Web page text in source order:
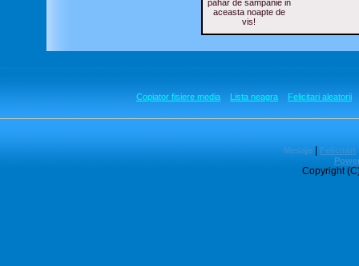
pahar de sampanie in
aceasta noapte de
vis!
Copiator fisiere media Lista neagra Felicitari aleatorii
Mesaje Felicitari
Copyright